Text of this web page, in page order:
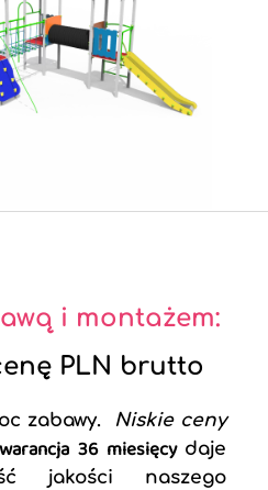
i montażem:
PLN brutto
zabawy.
Niskie ceny
36 miesięcy daje
jakości naszego